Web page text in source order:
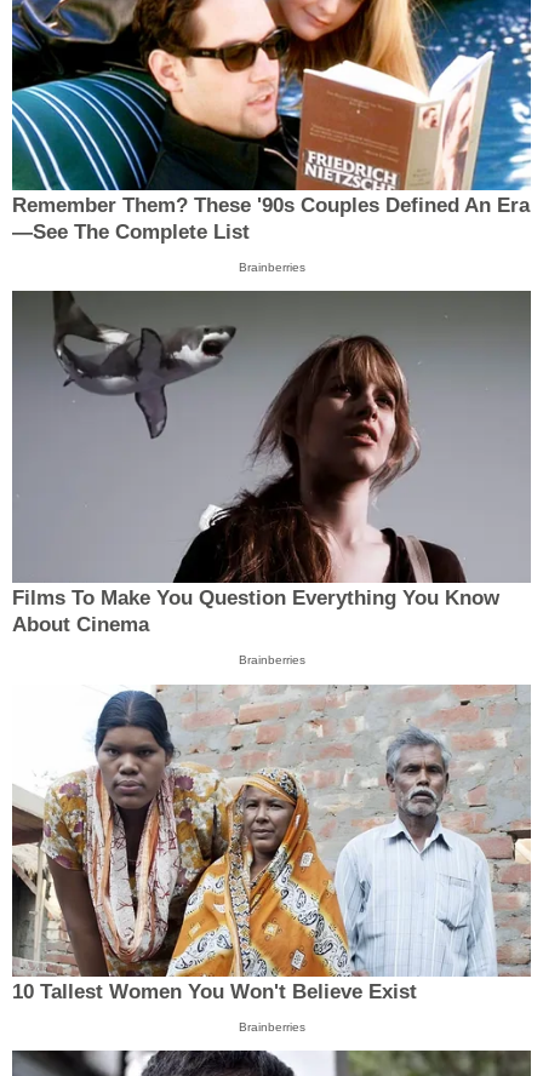
Remember Them? These '90s Couples Defined An Era
—See The Complete List
Brainberries
Films To Make You Question Everything You Know
About Cinema
Brainberries
10 Tallest Women You Won't Believe Exist
Brainberries